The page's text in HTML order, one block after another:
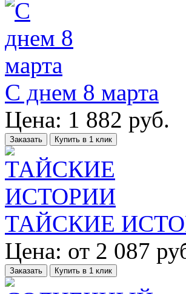
С днем 8 марта
Цена: 1 882 руб.
Заказать Купить в 1 клик
ТАЙСКИЕ
Цена: от 2 087
Заказать Купить в 1 клик